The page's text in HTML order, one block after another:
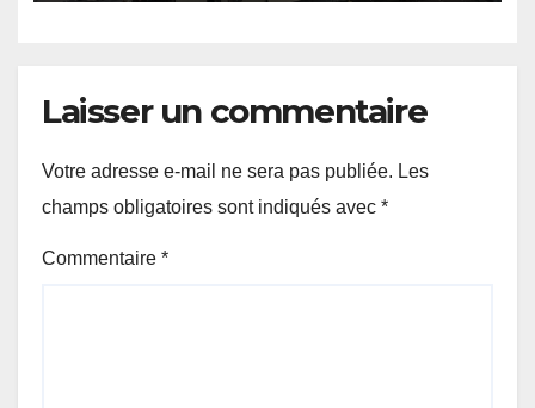
Laisser un commentaire
Votre adresse e-mail ne sera pas publiée. Les
champs obligatoires sont indiqués avec *
Commentaire *